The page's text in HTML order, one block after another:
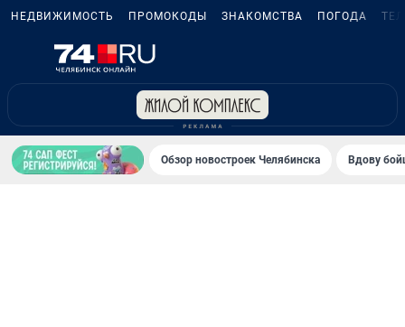
НЕДВИЖИМОСТЬ ПРОМОКОДЫ ЗНАКОМСТВА ПОГОДА
Обзор новостроек Челябинска Вдову